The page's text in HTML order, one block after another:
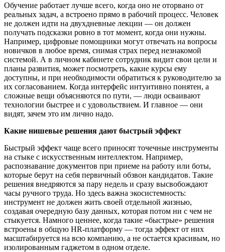
Обучение работает лучше всего, когда оно не оторвано от
реальных задач, а встроено прямо в рабочий процесс. Человек
не должен идти на двухдневные лекции — он должен
получать подсказки ровно в тот момент, когда они нужны.
Например, цифровые помощники могут отвечать на вопросы
новичков в любое время, снимая страх перед незнакомой
системой. А в личном кабинете сотрудник видит свои цели и
планы развития, может посмотреть, какие курсы ему
доступны, и при необходимости обратиться к руководителю за
их согласованием. Когда интерфейс интуитивно понятен, а
сложные вещи объясняются по пути, — люди осваивают
технологии быстрее и с удовольствием. И главное — они
видят, зачем это им лично надо.
Какие нишевые решения дают быстрый эффект
Быстрый эффект чаще всего приносят точечные инструменты
на стыке с искусственным интеллектом. Например,
распознавание документов при приеме на работу или боты,
которые берут на себя первичный обзвон кандидатов. Такие
решения внедряются за пару недель и сразу высвобождают
часы ручного труда. Но здесь важна экосистемность:
инструмент не должен жить своей отдельной жизнью,
создавая очередную базу данных, которая потом ни с чем не
стыкуется. Намного ценнее, когда такие «быстрые» решения
встроены в общую HR-платформу — тогда эффект от них
масштабируется на всю компанию, а не остается красивым, но
изолированным гаджетом в одном отделе.